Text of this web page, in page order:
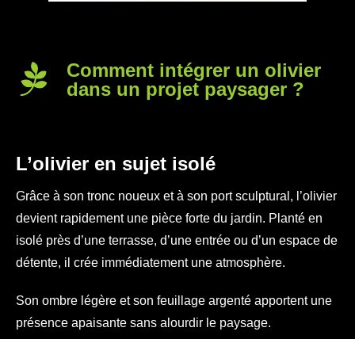
Comment intégrer un olivier
dans un projet paysager ?
L’olivier en sujet isolé
Grâce à son tronc noueux et à son port sculptural, l’olivier
devient rapidement une pièce forte du jardin. Planté en
isolé près d’une terrasse, d’une entrée ou d’un espace de
détente, il crée immédiatement une atmosphère.
Son ombre légère et son feuillage argenté apportent une
présence apaisante sans alourdir le paysage.